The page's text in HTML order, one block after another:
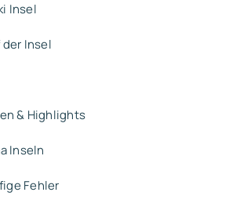
Insel
Insel
& Highlights
Inseln
Fehler